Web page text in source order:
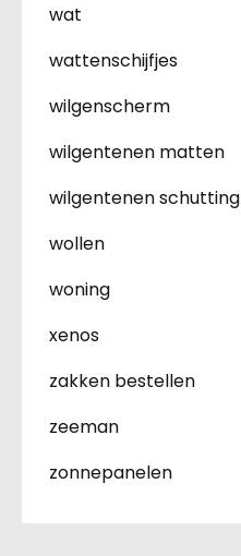
wat
wattenschijfjes
wilgenscherm
wilgentenen matten
wilgentenen schutting
wollen
woning
xenos
zakken bestellen
zeeman
zonnepanelen